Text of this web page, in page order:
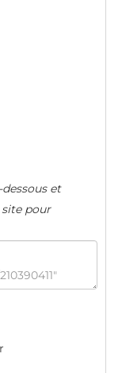
et
pour